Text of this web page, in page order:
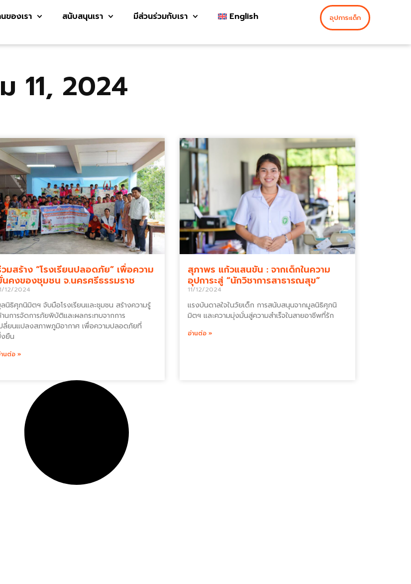
ของเรา สนับสนุนเรา มีส่วนร่วมกับเรา English อุปการะเด็ก
11, 2024
มสร้าง “โรงเรียนปลอดภัย” เพื่อความ
นคงของชุมชน จ.นครศรีธรรมราช
12/2024
นิธิศุภนิมิตฯ จับมือโรงเรียนและชุมชน สร้างความรู้
นการจัดการภัยพิบัติและผลกระทบจากการ
ลี่ยนแปลงสภาพภูมิอากาศ เพื่อความปลอดภัยที่
ยืน
นต่อ »
สุภาพร แก้วแสนขัน : จากเด็กในความ
อุปการะสู่ “นักวิชาการสาธารณสุข”
11/12/2024
แรงบันดาลใจในวัยเด็ก การสนับสนุนจากมูลนิธิศุภนิ
มิตฯ และความมุ่งมั่นสู่ความสำเร็จในสายอาชีพที่รัก
อ่านต่อ »